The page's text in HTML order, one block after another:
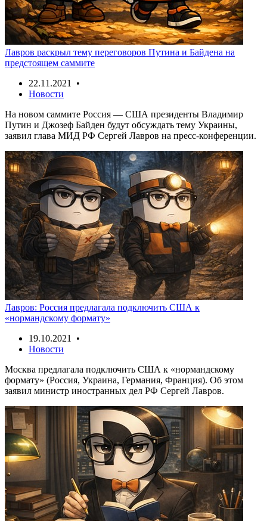
Лавров раскрыл тему переговоров Путина и Байдена на
предстоящем саммите
22.11.2021 •
Новости
На новом саммите Россия — США президенты Владимир
Путин и Джозеф Байден будут обсуждать тему Украины,
заявил глава МИД РФ Сергей Лавров на пресс-конференции.
Лавров: Россия предлагала подключить США к
«нормандскому формату»
19.10.2021 •
Новости
Москва предлагала подключить США к «нормандскому
формату» (Россия, Украина, Германия, Франция). Об этом
заявил министр иностранных дел РФ Сергей Лавров.